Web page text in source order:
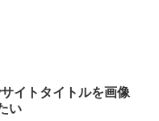
イトタイトルを画像
い